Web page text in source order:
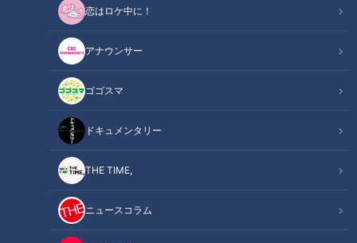
恋はロケ中に！
アナウンサー
ゴゴスマ
ドキュメンタリー
THE TIME,
ニュースコラム
【本編動画の概要はこちら】
今回は3月に開催されたCBCテレビ5チャン春祭りの裏側を
Vlog風にお届けします！柳沢アナが自身のスマホを片手にス
テージの裏側、イベントの様子、アナウンス部の当日どんな動
きをしていたのか？をばっちり撮影しています！イベントが始
まるその瞬間、裏ではどんな動きだったのか？カラオケ大会の
前に最後まで準備していたメンバーは？みてちょてれびの公開
収録は？テレビでも放送されない貴重なVlogをぜひお楽しみ
ください✨
■チャンネル登録・コメント＆グッドボタンもよろしくお願い